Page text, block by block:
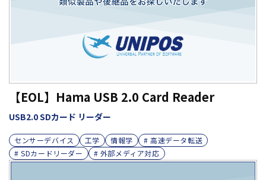
【EOL】Hama USB 2.0 Card Reader
USB2.0 SDカード リーダー
センサーデバイス 工学 情報学
# 高速データ転送
# SDカードリーダー
# 外部メディア対応